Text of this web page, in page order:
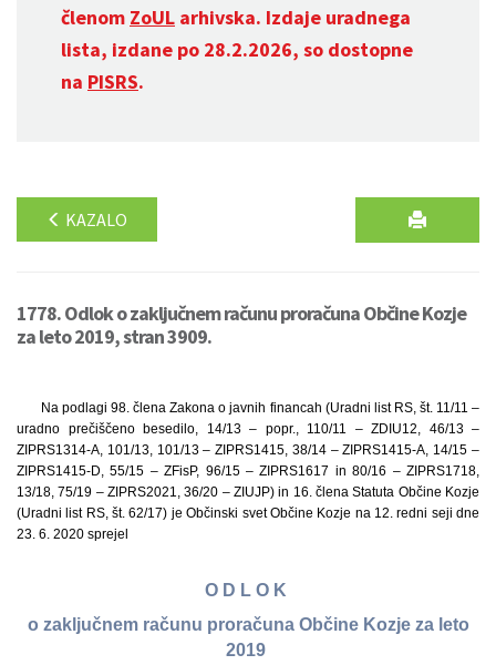
členom ZoUL arhivska. Izdaje uradnega
lista, izdane po 28.2.2026, so dostopne
na PISRS.
KAZALO
1778. Odlok o zaključnem računu proračuna Občine Kozje
za leto 2019, stran 3909.
Na podlagi 98. člena Zakona o javnih financah (Uradni list RS, št. 11/11 –
uradno prečiščeno besedilo, 14/13 – popr., 110/11 – ZDIU12, 46/13 –
ZIPRS1314-A, 101/13, 101/13 – ZIPRS1415, 38/14 – ZIPRS1415-A, 14/15 –
ZIPRS1415-D, 55/15 – ZFisP, 96/15 – ZIPRS1617 in 80/16 – ZIPRS1718,
13/18, 75/19 – ZIPRS2021, 36/20 – ZIUJP) in 16. člena Statuta Občine Kozje
(Uradni list RS, št. 62/17) je Občinski svet Občine Kozje na 12. redni seji dne
23. 6. 2020 sprejel
O D L O K
o zaključnem računu proračuna Občine Kozje za leto
2019